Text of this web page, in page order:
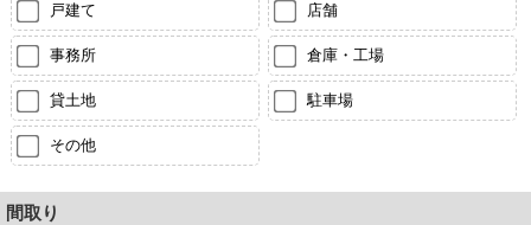
戸建て 店舗
事務所 倉庫・工場
貸土地 駐車場
その他
間取り